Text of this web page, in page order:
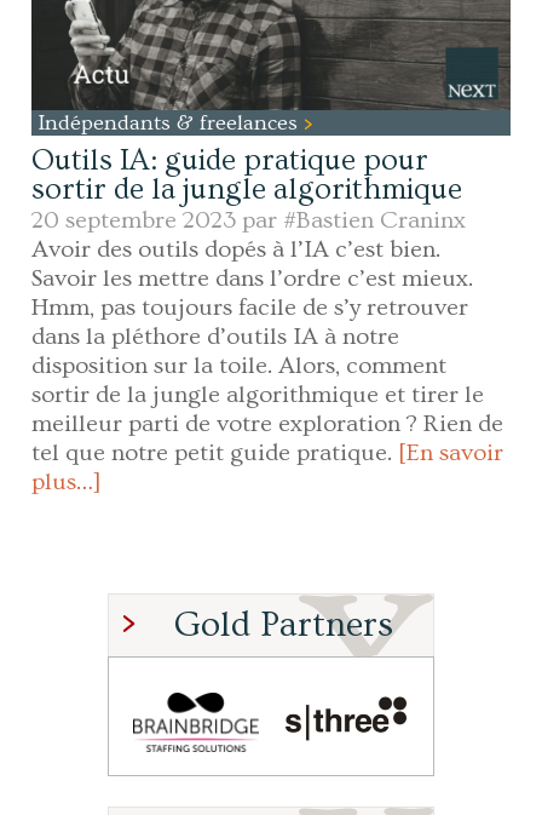
Indépendants & freelances
Outils IA: guide pratique pour
sortir de la jungle algorithmique
20 septembre 2023 par #Bastien Craninx
Avoir des outils dopés à l’IA c’est bien.
Savoir les mettre dans l’ordre c’est mieux.
Hmm, pas toujours facile de s’y retrouver
dans la pléthore d’outils IA à notre
disposition sur la toile. Alors, comment
sortir de la jungle algorithmique et tirer le
meilleur parti de votre exploration ? Rien de
tel que notre petit guide pratique. [En savoir
plus…]
Gold Partners